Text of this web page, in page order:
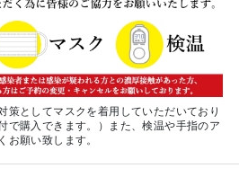
策としてマスクを着用していただいており
で購入できます。）また、検温や手指のア
願い致します。